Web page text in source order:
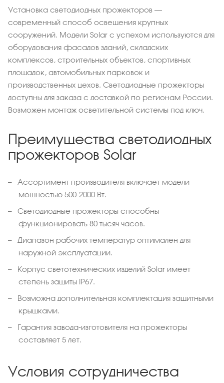
Установка светодиодных прожекторов –
современный способ освещения крупных
сооружений. Модели Solar с успехом используются для
оборудования фасадов зданий, складских
комплексов, строительных объектов, спортивных
площадок, автомобильных парковок и
производственных цехов. Светодиодные прожекторы
доступны для заказа с доставкой по регионам России.
Возможен монтаж осветительной системы под ключ.
Преимущества светодиодных
прожекторов Solar
Ассортимент производителя включает модели
мощностью 500-2000 Вт.
Светодиодные прожекторы способны
функционировать 80 тысяч часов.
Диапазон рабочих температур оптимален для
наружной эксплуатации.
Корпус светотехнических изделий Solar имеет
степень защиты IP67.
Возможна дополнительная комплектация защитными
крышками.
Гарантия завода-изготовителя на прожекторы
составляет 5 лет.
Условия сотрудничества